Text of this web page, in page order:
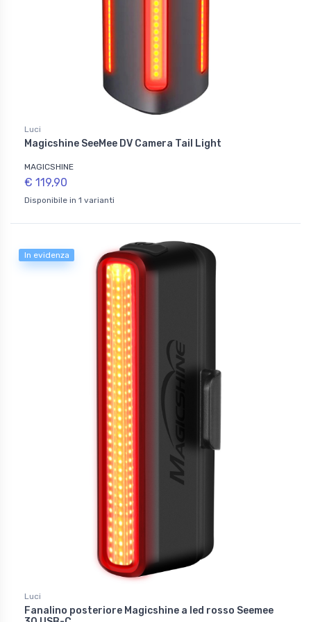
Luci
Magicshine SeeMee DV Camera Tail Light
MAGICSHINE
€ 119,90
Disponibile in 1 varianti
In evidenza
Luci
Fanalino posteriore Magicshine a led rosso Seemee